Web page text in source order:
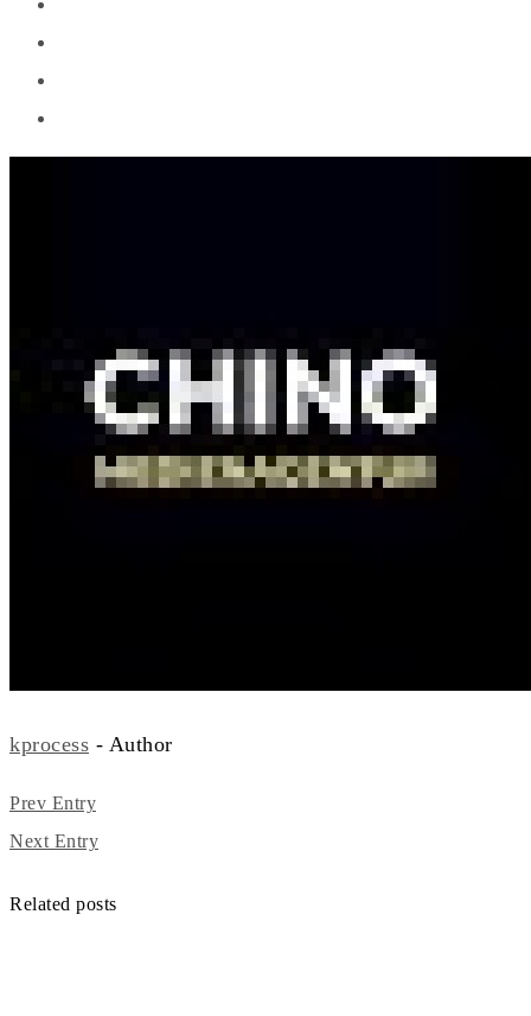
kprocess - Author
Prev Entry
Next Entry
Related posts